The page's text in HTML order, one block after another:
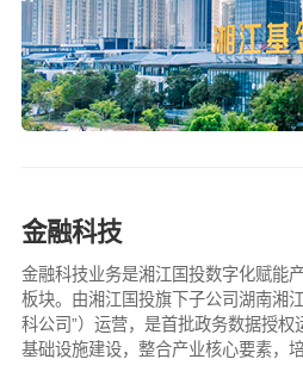
金融科技
金融科技业务是湘江国投数字化赋能
板块。由湘江国投旗下子公司湖南湘
科公司”）运营，是首批政务数据授
基础设施建设，整合产业核心要素，